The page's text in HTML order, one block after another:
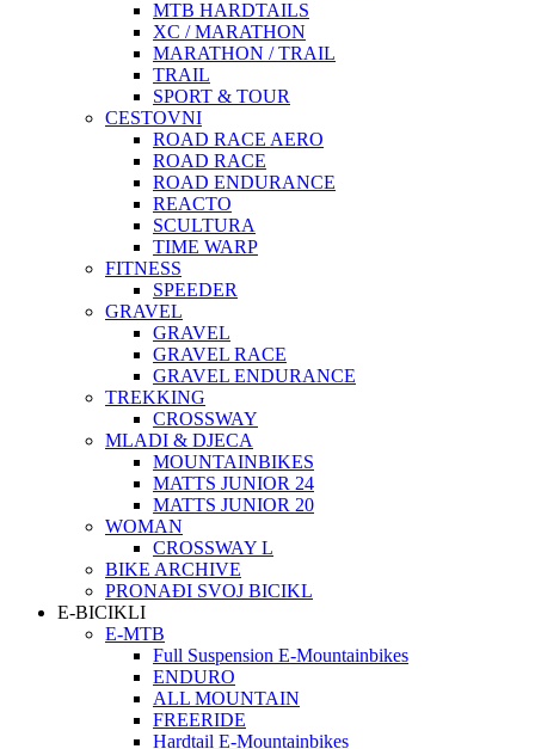
MTB HARDTAILS
XC / MARATHON
MARATHON / TRAIL
TRAIL
SPORT & TOUR
CESTOVNI
ROAD RACE AERO
ROAD RACE
ROAD ENDURANCE
REACTO
SCULTURA
TIME WARP
FITNESS
SPEEDER
GRAVEL
GRAVEL
GRAVEL RACE
GRAVEL ENDURANCE
TREKKING
CROSSWAY
MLADI & DJECA
MOUNTAINBIKES
MATTS JUNIOR 24
MATTS JUNIOR 20
WOMAN
CROSSWAY L
BIKE ARCHIVE
PRONAĐI SVOJ BICIKL
E-BICIKLI
E-MTB
Full Suspension E-Mountainbikes
ENDURO
ALL MOUNTAIN
FREERIDE
Hardtail E-Mountainbikes